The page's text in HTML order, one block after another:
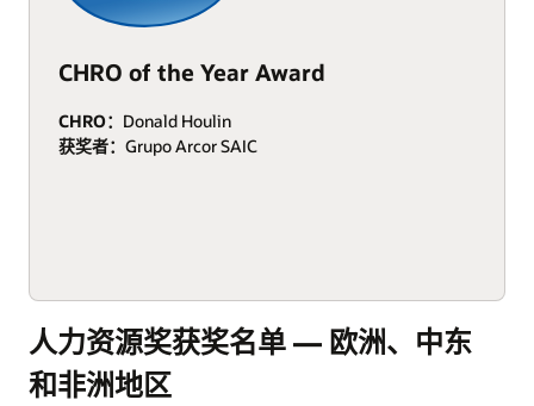
CHRO of the Year Award
CHRO： Donald Houlin
获奖者： Grupo Arcor SAIC
人力资源奖获奖名单 — 欧洲、中东
和非洲地区